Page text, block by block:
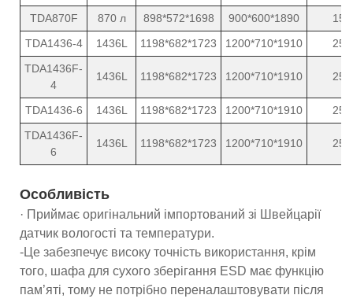
TDA870F
870 л 898*572*1698 900*600*1890
15
TDA1436-4
1436L 1198*682*1723 1200*710*1910
25
TDA1436F-
4
1436L 1198*682*1723 1200*710*1910 25
TDA1436-6 1436L 1198*682*1723 1200*710*1910
25
TDA1436F-
6
1436L 1198*682*1723 1200*710*1910 25
Особливість
· Приймає оригінальний імпортований зі Швейцарії
датчик вологості та температури.
-Це забезпечує високу точність використання, крім
того, шафа для сухого зберігання ESD має функцію
пам’яті, тому не потрібно переналаштовувати після